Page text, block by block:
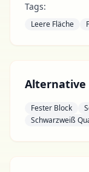
Tags:
Leere Fläche
Alternative
Fester Block
Schwarzweiß